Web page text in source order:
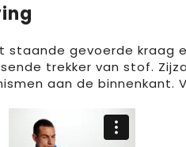
staande gevoerde kraag
trekker van stof.
aan de binnenkant.